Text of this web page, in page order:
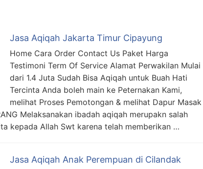
Jasa Aqiqah Jakarta Timur Cipayung
Home Cara Order Contact Us Paket Harga
Testimoni Term Of Service Alamat Perwakilan Mulai
dari 1.4 Juta Sudah Bisa Aqiqah untuk Buah Hati
Tercinta Anda boleh main ke Peternakan Kami,
melihat Proses Pemotongan & melihat Dapur Masak
Melaksanakan ibadah aqiqah merupakn salah
kepada Allah Swt karena telah memberikan …
Jasa Aqiqah Anak Perempuan di Cilandak